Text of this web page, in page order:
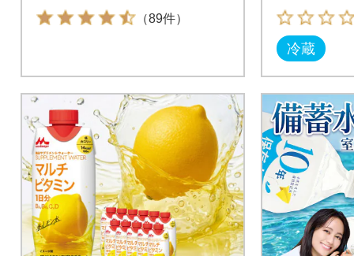
常時の災害用品、長期保存水
としておすすめです。非常災
がでしょうか。日用品にもロ
ーリングストックにも、役立
ちます!※室戸海洋深層水を10
0%原料にした保存水・備蓄水
です。
（89件）
野】定番人
冷蔵